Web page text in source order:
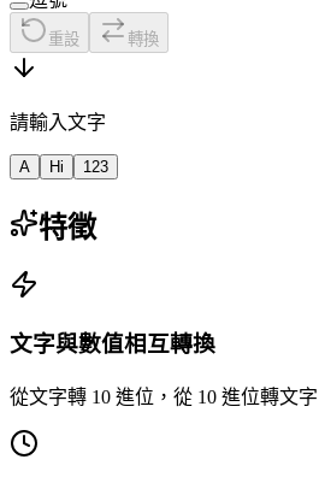
重設 轉換
請輸入文字
A Hi 123
特徵
文字與數值相互轉換
從文字轉 10 進位，從 10 進位轉文字